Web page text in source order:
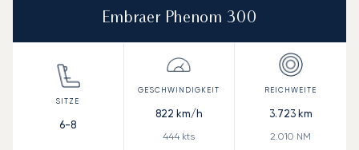
Embraer Phenom 300
6-8
822 km/h
444 kts
3.723km
2.010 NM